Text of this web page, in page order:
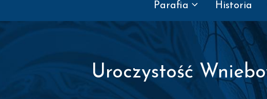
Parafia Historia
Uroczystość